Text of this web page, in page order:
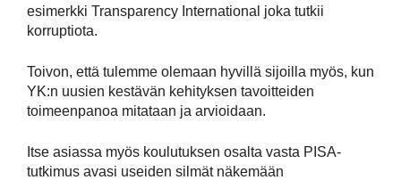
esimerkki Transparency International joka tutkii
korruptiota.
Toivon, että tulemme olemaan hyvillä sijoilla myös, kun
YK:n uusien kestävän kehityksen tavoitteiden
toimeenpanoa mitataan ja arvioidaan.
Itse asiassa myös koulutuksen osalta vasta PISA-
tutkimus avasi useiden silmät näkemään